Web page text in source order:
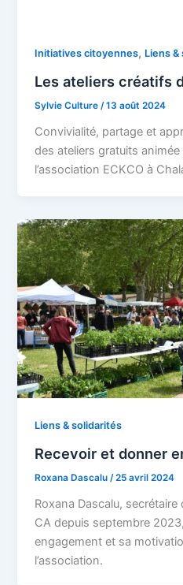
Initiatives citoyennes, Liens
Les ateliers créatifs
Sylvie Culture/13 août 2024
Convivialité, partage et
des ateliers gratuits animée
l’association ECKCO à
Liens & solidarités
Recevoir et donner
Roxana Dascalu/25 avril 2024
Roxana Dascalu,
CA depuis septembre
engagement et sa
l’association.